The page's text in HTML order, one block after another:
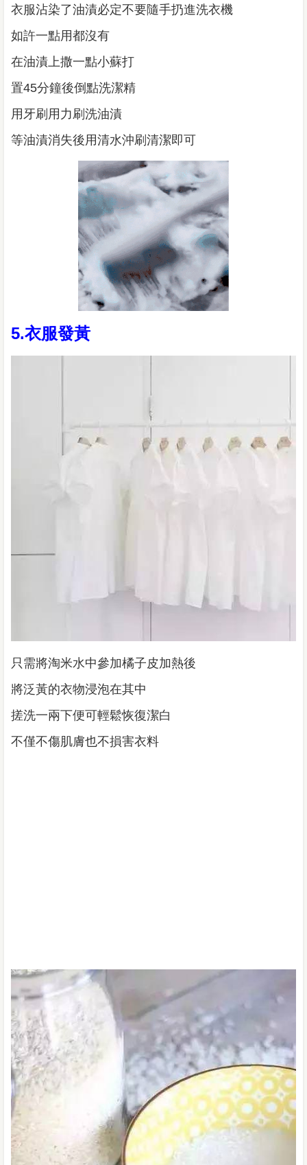
衣服沾染了油漬必定不要隨手扔進洗衣機
如許一點用都沒有
在油漬上撒一點小蘇打
置45分鐘後倒點洗潔精
用牙刷用力刷洗油漬
等油漬消失後用清水沖刷清潔即可
5.衣服發黃
只需將淘米水中參加橘子皮加熱後
將泛黃的衣物浸泡在其中
搓洗一兩下便可輕鬆恢復潔白
不僅不傷肌膚也不損害衣料